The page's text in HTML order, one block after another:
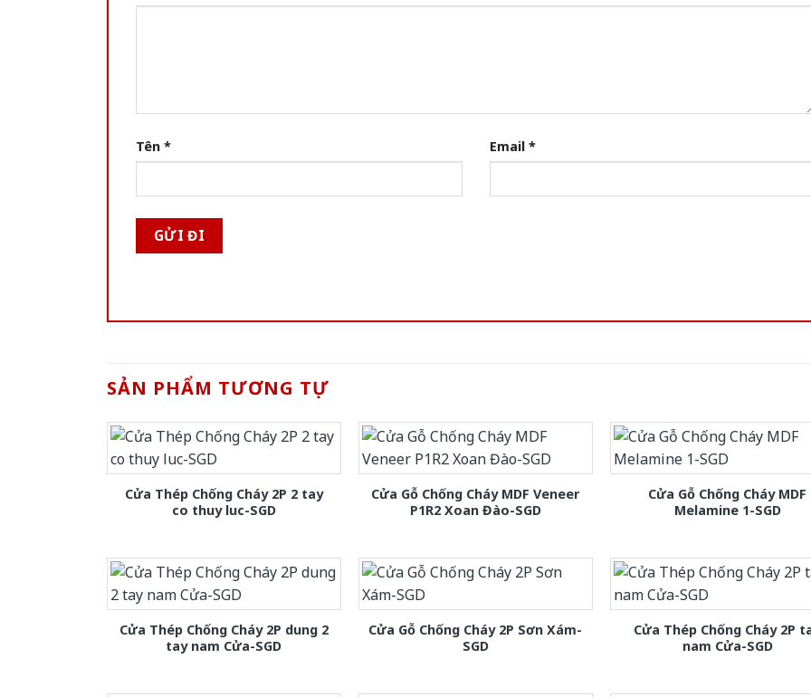
Tên * Email *
SẢN PHẨM TƯƠNG TỰ
Cửa Thép Chống Cháy 2P 2 tay
co thuy luc-SGD
Cửa Gỗ Chống Cháy MDF Veneer
P1R2 Xoan Đào-SGD
Cửa Gỗ Chống Cháy MDF
Melamine 1-SGD
Cửa Thép Chống Cháy 2P dung 2
tay nam Cửa-SGD
Cửa Gỗ Chống Cháy 2P Sơn Xám-
SGD
Cửa Thép Chống Cháy 2P
nam Cửa-SGD